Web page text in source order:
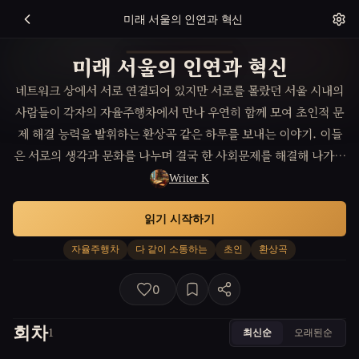
미래 서울의 인연과 혁신
미래 서울의 인연과 혁신
네트워크 상에서 서로 연결되어 있지만 서로를 몰랐던 서울 시내의
사람들이 각자의 자율주행차에서 만나 우연히 함께 모여 초인적 문
제 해결 능력을 발휘하는 환상곡 같은 하루를 보내는 이야기. 이들
은 서로의 생각과 문화를 나누며 결국 한 사회문제를 해결해 나가는
데, 그 과정에서 각자의 자아와 진정한 행복의 의미를 발견하게 된
다.
Writer K
자율주행차 다 같이 소통하는 초인 환상곡
읽기 시작하기
0
회차1 최신순 오래된순